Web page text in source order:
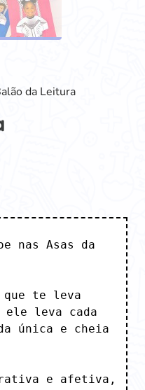
da Leitura
nas Asas da
que te leva
leva cada
única e cheia
e afetiva,